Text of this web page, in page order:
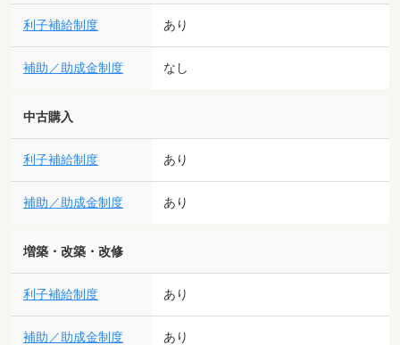
利子補給制度 あり
補助／助成金制度 なし
中古購入
利子補給制度 あり
補助／助成金制度 あり
増築・改築・改修
利子補給制度 あり
補助／助成金制度 あり